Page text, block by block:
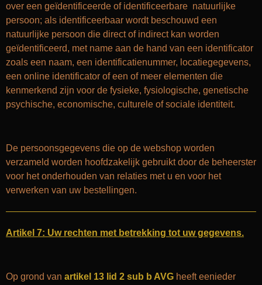
over een geïdentificeerde of identificeerbare natuurlijke
persoon; als identificeerbaar wordt beschouwd een
natuurlijke persoon die direct of indirect kan worden
geïdentificeerd, met name aan de hand van een identificator
zoals een naam, een identificatienummer, locatiegegevens,
een online identificator of een of meer elementen die
kenmerkend zijn voor de fysieke, fysiologische, genetische
psychische, economische, culturele of sociale identiteit.
De persoonsgegevens die op de webshop worden
verzameld worden hoofdzakelijk gebruikt door de beheerster
voor het onderhouden van relaties met u en voor het
verwerken van uw bestellingen.
Artikel 7: Uw rechten met betrekking tot uw gegevens.
Op grond van artikel 13 lid 2 sub b AVG heeft eenieder